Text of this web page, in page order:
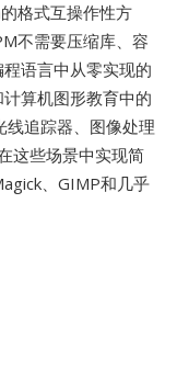
格式互操作性方
不需要压缩库、容
语言中从零实现的
计算机图形教育中的
线追踪器、图像处理
这些场景中实现简
、GIMP和几乎